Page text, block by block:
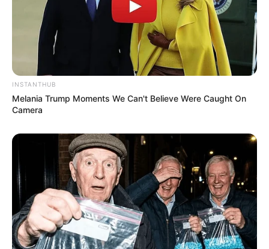
INSTANTHUB
Melania Trump Moments We Can't Believe Were Caught On
Camera